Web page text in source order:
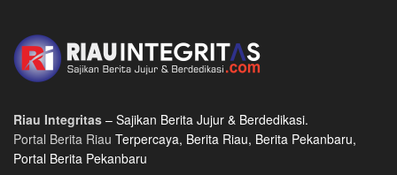
Riau Integritas – Sajikan Berita Jujur & Berdedikasi.
Portal Berita Riau Terpercaya, Berita Riau, Berita Pekanbaru,
Portal Berita Pekanbaru